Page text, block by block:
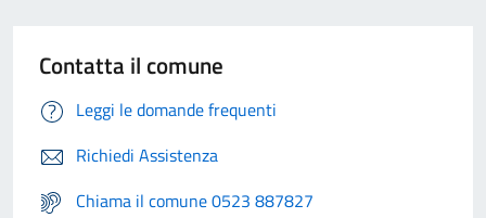
Contatta il comune
Leggi le domande frequenti
Richiedi Assistenza
Chiama il comune 0523 887827